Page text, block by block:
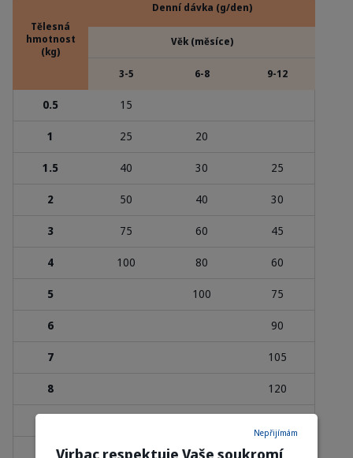
Tělesná
hmotnost
(kg)
Denní dávka (g/den)
Věk (měsíce)
3-5 6-8 9-12
0.5 15
1 25 20
1.5 40 30 25
2 50 40 30
3 75 60 45
4 100 80 60
5 100 75
6 90
7 105
8 120
10 150
Virbac respektuje Vaše soukromí
Nepřijímám